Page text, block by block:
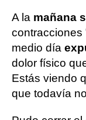
A la mañana
contracciones
medio día
dolor físico
Estás viendo
que todavía